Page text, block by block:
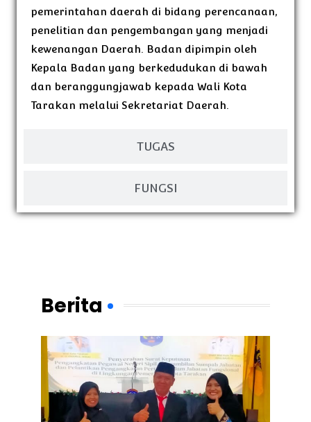
TUGAS
FUNGSI
pemerintahan daerah di bidang perencanaan,
penelitian dan pengembangan yang menjadi
kewenangan Daerah. Badan dipimpin oleh
Kepala Badan yang berkedudukan di bawah
dan beranggungjawab kepada Wali Kota
Tarakan melalui Sekretariat Daerah.
Berita